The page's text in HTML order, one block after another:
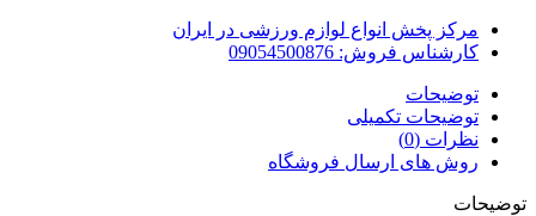
مرکز پخش انواع لوازم ورزشی در ایران
کارشناس فروش: 09054500876
توضیحات
توضیحات تکمیلی
نظرات (0)
روش های ارسال فروشگاه
توضیحات